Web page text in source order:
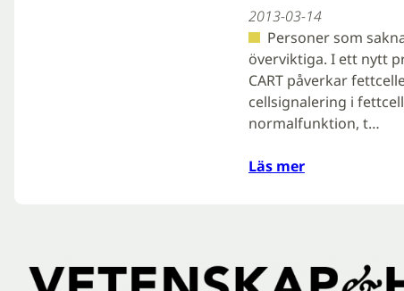
2013-03-14
Personer som
överviktiga. I ett nytt
CART påverkar
cellsignalering i
normalfunktion, t…
Läs mer